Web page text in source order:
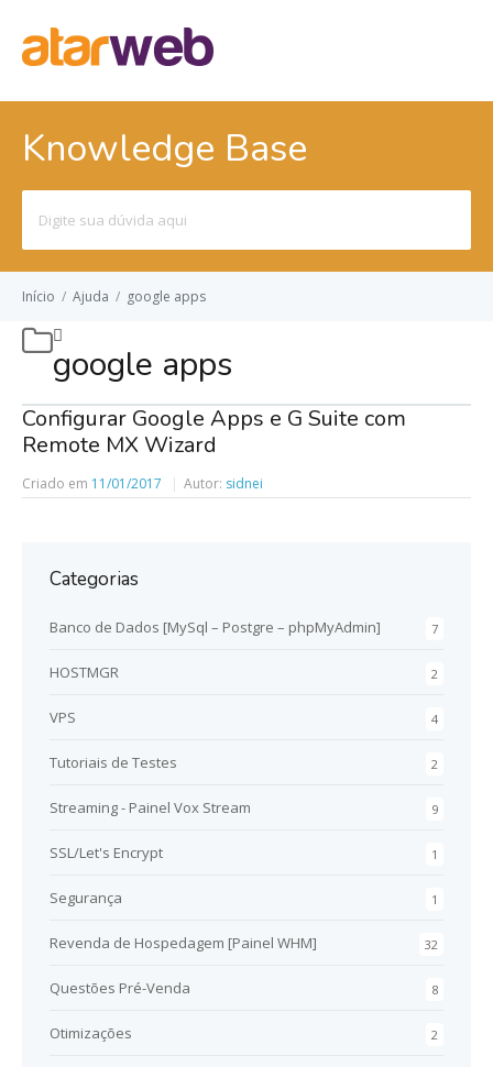
Knowledge Base
por:
Início / Ajuda / google apps
google apps
Configurar Google Apps e G Suite com
Remote MX Wizard
Criado em 11/01/2017 Autor: sidnei
Categorias
7
Banco de Dados [MySql – Postgre – phpMyAdmin]
2
HOSTMGR
4
VPS
2
Tutoriais de Testes
9
Streaming - Painel Vox Stream
1
SSL/Let's Encrypt
1
Segurança
32
Revenda de Hospedagem [Painel WHM]
8
Questões Pré-Venda
2
Otimizações